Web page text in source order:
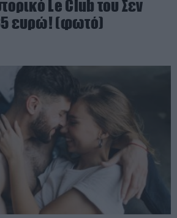
Le Club του Σεν
ευρώ! (φωτό)